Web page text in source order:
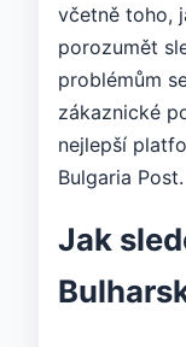
včetně toho,
porozumět
problémům
zákaznické
nejlepší
Bulgaria Post.
Jak